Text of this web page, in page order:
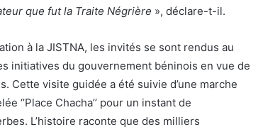
que fut la Traite Négrière », déclare-t-il.
à la JISTNA, les invités se sont rendus au
initiatives du gouvernement béninois en vue de
Cette visite guidée a été suivie d’une marche
‘’Place Chacha’’ pour un instant de
L’histoire raconte que des milliers